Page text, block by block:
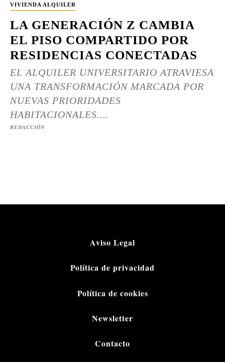
VIVIENDA ALQUILER
LA GENERACIÓN Z CAMBIA
EL PISO COMPARTIDO POR
RESIDENCIAS CONECTADAS
EL ALQUILER UNIVERSITARIO ATRAVIESA
UNA TRANSFORMACIÓN MARCADA POR
NUEVAS PRIORIDADES
HABITACIONALES....
REDACCIÓN
Aviso Legal
Política de privacidad
Política de cookies
Newsletter
Contacto